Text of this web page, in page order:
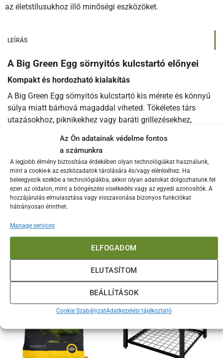
Az Ön adatainak védelme fontos
a számunkra
A legjobb élmény biztosítása érdekében olyan technológiákat használunk,
mint a cookie-k az eszközadatok tárolására és/vagy eléréséhez. Ha
beleegyezik ezekbe a technológiákba, akkor olyan adatokat dolgozhatunk fel
ezen az oldalon, mint a böngészési viselkedés vagy az egyedi azonosítók. A
hozzájárulás elmulasztása vagy visszavonása bizonyos funkciókat
hátrányosan érinthet.
Manage services
ELFOGADOM
ELUTASÍTOM
BEÁLLÍTÁSOK
Cookie SzabályzatAdatkezelési tájékoztató
az életstílusukhoz illő minőségi eszközöket.
LEÍRÁS
A Big Green Egg sörnyitós kulcstartó előnyei
Kompakt és hordozható kialakítás
A Big Green Egg sörnyitós kulcstartó kis mérete és könnyű
súlya miatt bárhová magaddal viheted. Tökéletes társ
utazásokhoz, piknikekhez vagy baráti grillezésekhez,
hiszen mindig kéznél van, amikor szükség van rá.
Prémium anyaghasználat és időtállóság
Ez a kulcstartó nemcsak stílusos, hanem rendkívül tartós
is. A kiváló minőségű anyagok biztosítják, hogy hosszú
éveken át megőrizze funkcionalitását és megjelenését.
Ellenáll a mindennapi használat során fellépő kopásnak,
Érdekelhetnek még…